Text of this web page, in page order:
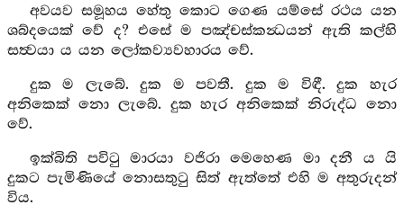
අවයව සමූහය හේතු කොට ගෙණ යම්සේ රථය යන
ශබ්දයෙක් වේ ද? එසේ ම පඤ්චස්කන්‍ධයන් ඇති කල්හි
සත්‍වයා ය යන ලෝකව්‍යවහාරය වේ.
දුක ම ලැබේ. දුක ම පවතී. දුක ම විඳී. දුක හැර
අනිකෙක් නො ලැබේ. දුක හැර අනිකෙක් නිරුද්ධ නො
වේ.
ඉක්බිති පවිටු මාරයා වජිරා මෙහෙණ මා දනී ය යි
දුකට පැමිණියේ නොසතුටු සිත් ඇත්තේ එහි ම අතුරුදන්
විය.